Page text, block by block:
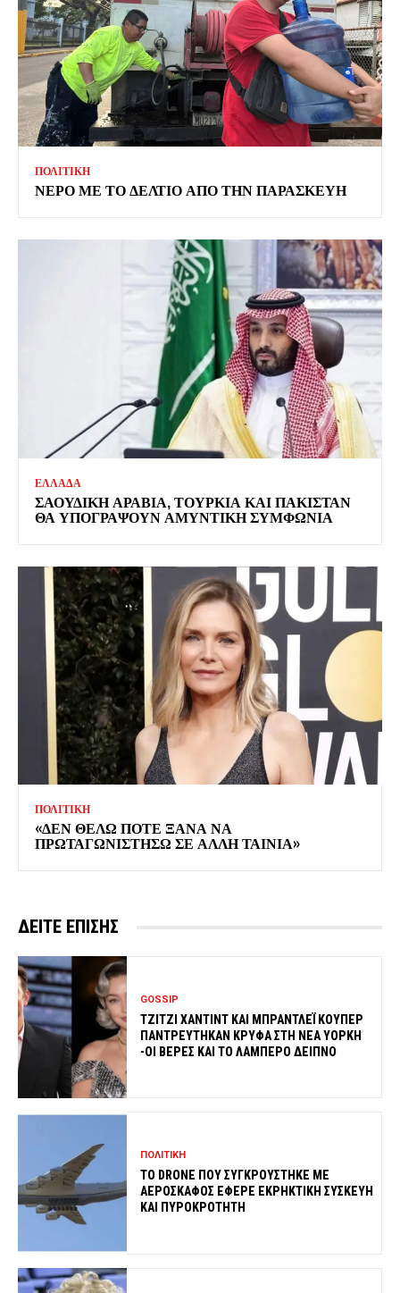
ΠΟΛΙΤΙΚΗ
ΝΕΡΟ ΜΕ ΤΟ ΔΕΛΤΙΟ ΑΠΟ ΤΗΝ ΠΑΡΑΣΚΕΥΗ
ΕΛΛΑΔΑ
ΣΑΟΥΔΙΚΗ ΑΡΑΒΙΑ, ΤΟΥΡΚΙΑ ΚΑΙ ΠΑΚΙΣΤΑΝ
ΘΑ ΥΠΟΓΡΑΨΟΥΝ ΑΜΥΝΤΙΚΗ ΣΥΜΦΩΝΙΑ
ΠΟΛΙΤΙΚΗ
«ΔΕΝ ΘΕΛΩ ΠΟΤΕ ΞΑΝΑ ΝΑ
ΠΡΩΤΑΓΩΝΙΣΤΗΣΩ ΣΕ ΑΛΛΗ ΤΑΙΝΙΑ»
ΔΕΙΤΕ ΕΠΙΣΗΣ
GOSSIP
ΤΖΙΤΖΙ ΧΑΝΤΙΝΤ ΚΑΙ ΜΠΡΑΝΤΛΕΪ ΚΟΥΠΕΡ
ΠΑΝΤΡΕΥΤΗΚΑΝ ΚΡΥΦΑ ΣΤΗ ΝΕΑ ΥΟΡΚΗ
-ΟΙ ΒΕΡΕΣ ΚΑΙ ΤΟ ΛΑΜΠΕΡΟ ΔΕΙΠΝΟ
ΠΟΛΙΤΙΚΗ
ΤΟ DRONE ΠΟΥ ΣΥΓΚΡΟΥΣΤΗΚΕ ΜΕ
ΑΕΡΟΣΚΑΦΟΣ ΕΦΕΡΕ ΕΚΡΗΚΤΙΚΗ ΣΥΣΚΕΥΗ
ΚΑΙ ΠΥΡΟΚΡΟΤΗΤΗ